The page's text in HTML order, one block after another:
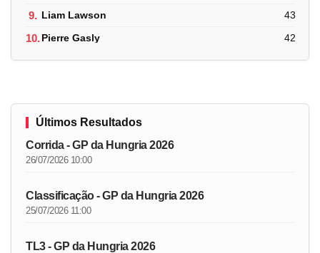
9. Liam Lawson 43
10.Pierre Gasly 42
Últimos Resultados
Corrida - GP da Hungria 2026
26/07/2026 10:00
Classificação - GP da Hungria 2026
25/07/2026 11:00
TL3 - GP da Hungria 2026